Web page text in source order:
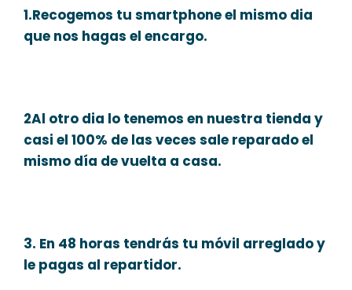
1.Recogemos tu smartphone el mismo dia
que nos hagas el encargo.
2Al otro dia lo tenemos en nuestra tienda y
casi el 100% de las veces sale reparado el
mismo día de vuelta a casa.
3. En 48 horas tendrás tu móvil arreglado y
le pagas al repartidor.